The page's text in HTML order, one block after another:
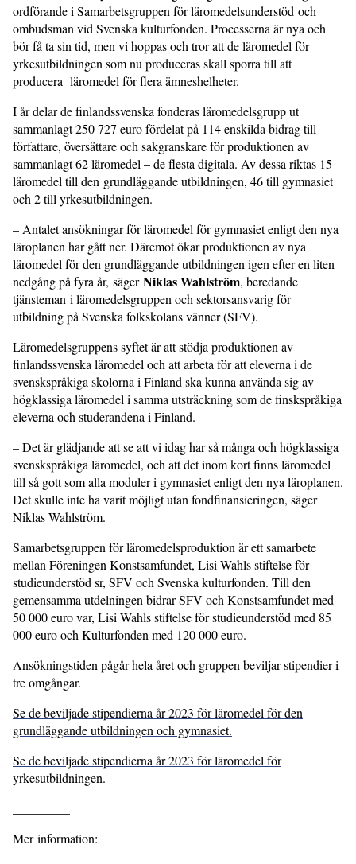
ordförande i Samarbetsgruppen för läromedelsunderstöd och
ombudsman vid Svenska kulturfonden. Processerna är nya och
bör få ta sin tid, men vi hoppas och tror att de läromedel för
yrkesutbildningen som nu produceras skall sporra till att
producera läromedel för flera ämneshelheter.
I år delar de finlandssvenska fonderas läromedelsgrupp ut
sammanlagt 250 727 euro fördelat på 114 enskilda bidrag till
författare, översättare och sakgranskare för produktionen av
sammanlagt 62 läromedel – de flesta digitala. Av dessa riktas 15
läromedel till den grundläggande utbildningen, 46 till gymnasiet
och 2 till yrkesutbildningen.
– Antalet ansökningar för läromedel för gymnasiet enligt den nya
läroplanen har gått ner. Däremot ökar produktionen av nya
läromedel för den grundläggande utbildningen igen efter en liten
nedgång på fyra år, sägerNiklas Wahlström, beredande
tjänsteman i läromedelsgruppen och sektorsansvarig för
utbildning på Svenska folkskolans vänner (SFV).
Läromedelsgruppens syftet är att stödja produktionen av
finlandssvenska läromedel och att arbeta för att eleverna i de
svenskspråkiga skolorna i Finland ska kunna använda sig av
högklassiga läromedel i samma utsträckning som de finskspråkiga
eleverna och studerandena i Finland.
– Det är glädjande att se att vi idag har så många och högklassiga
svenskspråkiga läromedel, och att det inom kort finns läromedel
till så gott som alla moduler i gymnasiet enligt den nya läroplanen.
Det skulle inte ha varit möjligt utan fondfinansieringen, säger
Niklas Wahlström.
Samarbetsgruppen för läromedelsproduktion är ett samarbete
mellan Föreningen Konstsamfundet, Lisi Wahls stiftelse för
studieunderstöd sr, SFV och Svenska kulturfonden. Till den
gemensamma utdelningen bidrar SFV och Konstsamfundet med
50 000 euro var, Lisi Wahls stiftelse för studieunderstöd med 85
000 euro och Kulturfonden med 120 000 euro.
Ansökningstiden pågår hela året och gruppen beviljar stipendier i
tre omgångar.
Se de beviljade stipendierna år 2023 för läromedel för den
grundläggande utbildningen och gymnasiet.
Se de beviljade stipendierna år 2023 för läromedel för
yrkesutbildningen.
Mer information: